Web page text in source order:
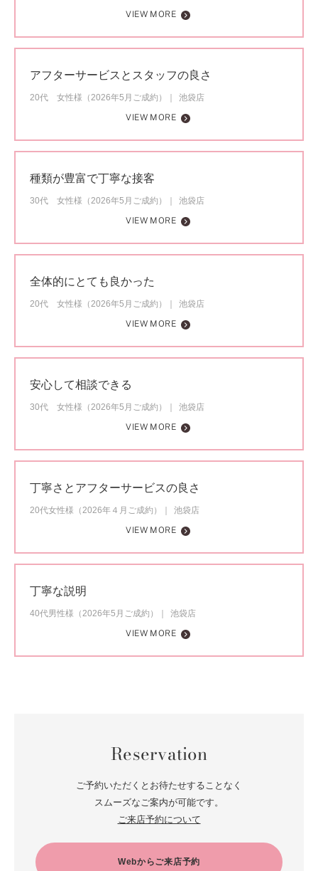
VIEW MORE
アフターサービスとスタッフの良さ
20代 女性様（2026年5月ご成約）
池袋店
VIEW MORE
種類が豊富で丁寧な接客
30代 女性様（2026年5月ご成約）
池袋店
VIEW MORE
全体的にとても良かった
20代 女性様（2026年5月ご成約）
池袋店
VIEW MORE
安心して相談できる
30代 女性様（2026年5月ご成約）
池袋店
VIEW MORE
丁寧さとアフターサービスの良さ
20代女性様（2026年４月ご成約）
池袋店
VIEW MORE
丁寧な説明
40代男性様（2026年5月ご成約）
池袋店
VIEW MORE
Reservation
ご予約いただくとお待たせすることなく
スムーズなご案内が可能です。
ご来店予約について
Webからご来店予約